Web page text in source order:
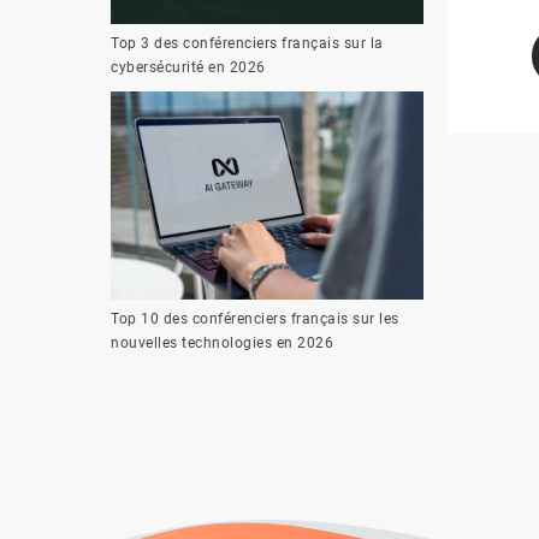
Top 3 des conférenciers français sur la
cybersécurité en 2026
Top 10 des conférenciers français sur les
nouvelles technologies en 2026